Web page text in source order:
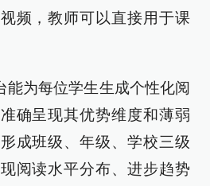
频，教师可以直接用于课
能为每位学生生成个性化阅
确呈现其优势维度和薄弱
成班级、年级、学校三级
阅读水平分布、进步趋势